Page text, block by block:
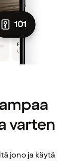
varten
jono ja käytä